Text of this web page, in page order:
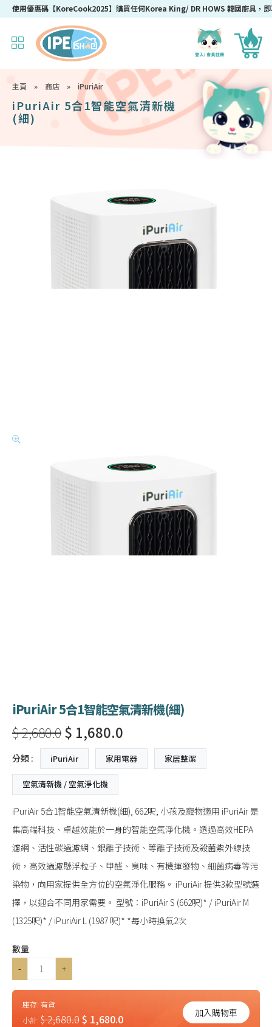
使用優惠碼【KoreCook2025】購買任何Korea King/ DR HOWS 韓國廚具，
主頁 » 商店 » iPuriAir
iPuriAir 5合1智能空氣清新機
(細)
iPuriAir 5合1智能空氣清新機(細)
$ 2,680.0$ 1,680.0
分類 : iPuriAir 家用電器 家居整潔
空氣清新機 / 空氣淨化機
iPuriAir 5合1智能空氣清新機(細), 662呎, 小孩及寵物適用 iPuriAir 是
集高端科技、卓越效能於一身的智能空氣淨化機。透過高效HEPA
濾網、活性碳過濾網、銀離子技術、等離子技術及殺菌紫外線技
術，高效過濾懸浮粒子、甲醛、臭味、有機揮發物、細菌病毒等污
染物，向用家提供全方位的空氣淨化服務。 iPuriAir 提供3款型號選
擇，以迎合不同用家需要。 型號：iPuriAir S (662呎)* / iPuriAir M
(1325呎)* / iPuriAir L (1987 呎)* *每小時換氣2次
數量
-
+
庫存: 有貨
小計: $ 2,680.0$ 1,680.0 加入購物車